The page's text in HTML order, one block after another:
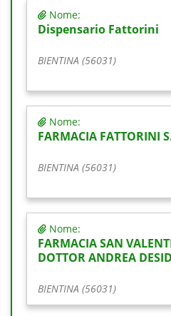
Nome:
Dispensario Fattorini
BIENTINA (56031)
Nome:
FARMACIA FATTORINI
BIENTINA (56031)
Nome:
FARMACIA SAN
DOTTOR ANDREA
BIENTINA (56031)